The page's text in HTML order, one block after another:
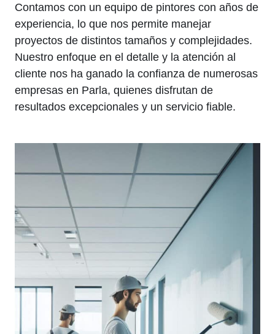
Contamos con un equipo de pintores con años de
experiencia, lo que nos permite manejar
proyectos de distintos tamaños y complejidades.
Nuestro enfoque en el detalle y la atención al
cliente nos ha ganado la confianza de numerosas
empresas en Parla, quienes disfrutan de
resultados excepcionales y un servicio fiable.